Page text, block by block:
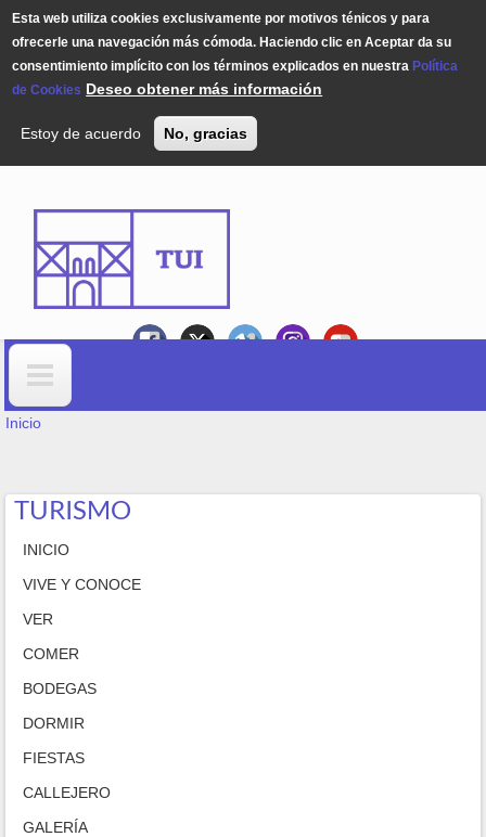
Esta web utiliza cookies exclusivamente por motivos ténicos y para
ofrecerle una navegación más cómoda. Haciendo clic en Aceptar da su
consentimiento implícito con los términos explicados en nuestra Política
de Cookies Deseo obtener más información
Estoy de acuerdo No, gracias
Formulario de búsqueda
USTED ESTÁ AQUÍ
Inicio
TURISMO
INICIO
VIVE Y CONOCE
VER
COMER
BODEGAS
DORMIR
FIESTAS
CALLEJERO
GALERÍA